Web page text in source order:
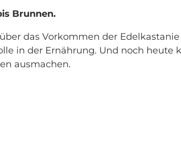
Brunnen.
das Vorkommen der
in der Ernährung. Und noch heute
ausmachen.